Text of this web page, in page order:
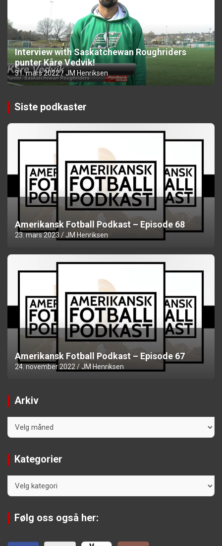
Interview with Saskatchewan Roughriders
punter Kåre Vedvik!
31. mars 2022 JM Henriksen
Siste podkaster
Amerikansk Fotball Podkast – Episode 68
23. mars 2023 JM Henriksen
Amerikansk Fotball Podkast – Episode 67
24. november 2022 JM Henriksen
Arkiv
Kategorier
Følg oss også her: